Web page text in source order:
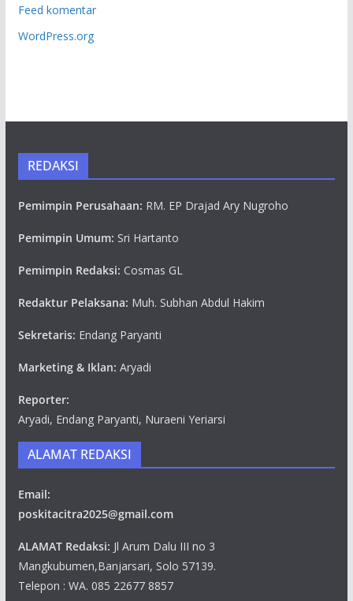
Feed komentar
WordPress.org
REDAKSI
Pemimpin Perusahaan: RM. EP Drajad Ary Nugroho
Pemimpin Umum: Sri Hartanto
Pemimpin Redaksi: Cosmas GL
Redaktur Pelaksana: Muh. Subhan Abdul Hakim
Sekretaris: Endang Paryanti
Marketing & Iklan: Aryadi
Reporter:
Aryadi, Endang Paryanti, Nuraeni Yeriarsi
ALAMAT REDAKSI
Email:
poskitacitra2025@gmail.com
ALAMAT Redaksi: Jl Arum Dalu III no 3
Mangkubumen,Banjarsari, Solo 57139.
Telepon : WA. 085 22677 8857